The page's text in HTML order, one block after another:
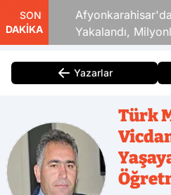
SON
DAKİKA
Afyonkarahisar'da
Yakalandı,
Yazarlar
Türk